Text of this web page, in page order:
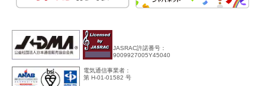
JASRAC許諾番号：
9009927005Y45040
電気通信事業者：
第 H-01-01582 号